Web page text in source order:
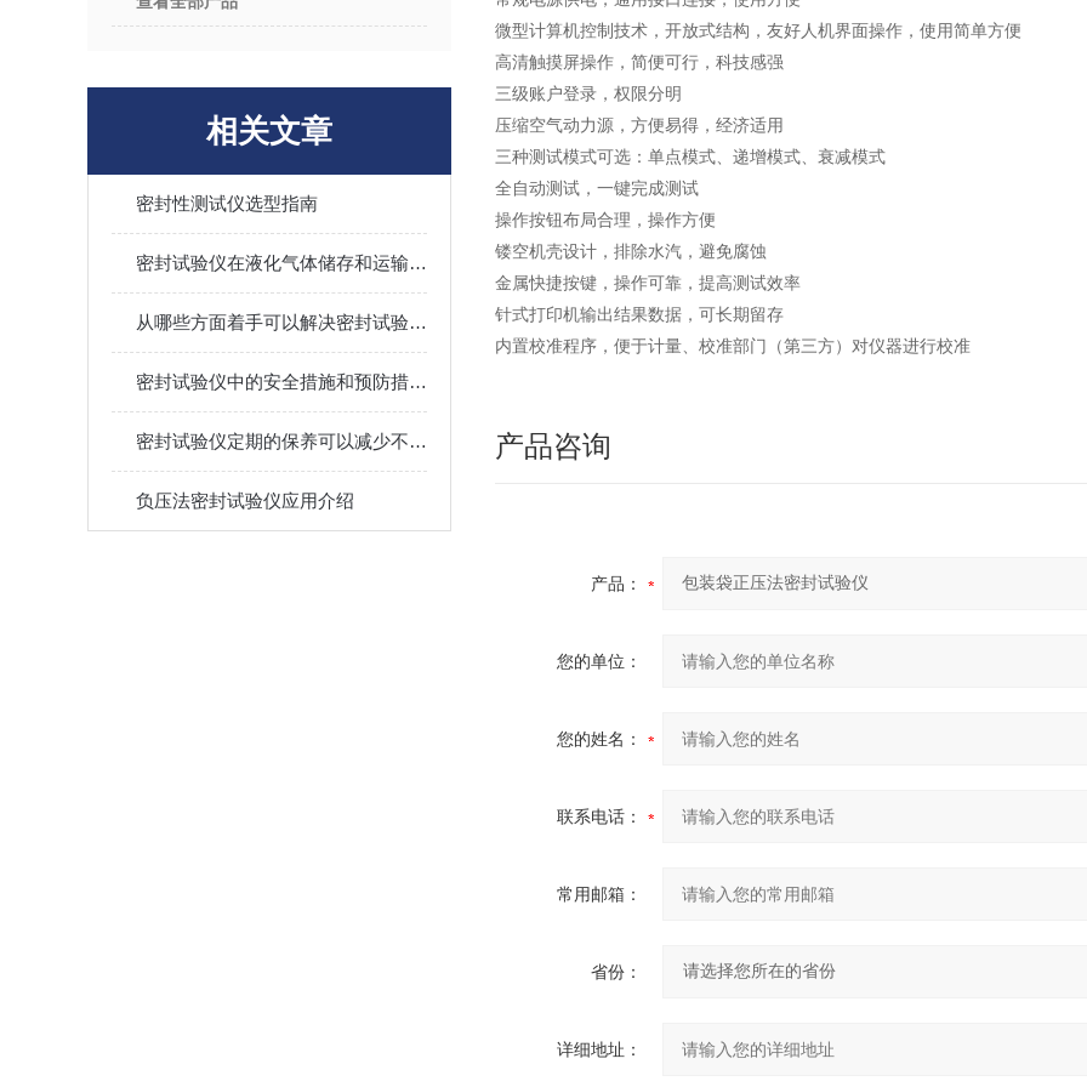
相关文章
密封性测试仪选型指南
密封试验仪在液化气体储存和运输中的应用
从哪些方面着手可以解决密封试验仪失灵?
密封试验仪中的安全措施和预防措施有哪些？
密封试验仪定期的保养可以减少不必要的损失
负压法密封试验仪应用介绍
微型计算机控制技术，开放式结构，友好人机界面操作，使用简单方便
高清触摸屏操作，简便可行，科技感强
三级账户登录，权限分明
压缩空气动力源，方便易得，经济适用
三种测试模式可选：单点模式、递增模式、衰减模式
全自动测试，一键完成测试
操作按钮布局合理，操作方便
镂空机壳设计，排除水汽，避免腐蚀
金属快捷按键，操作可靠，提高测试效率
针式打印机输出结果数据，可长期留存
内置校准程序，便于计量、校准部门（第三方）对仪器进行校准
产品咨询
产品：
您的单位：
您的姓名：
联系电话：
常用邮箱：
省份：
详细地址：